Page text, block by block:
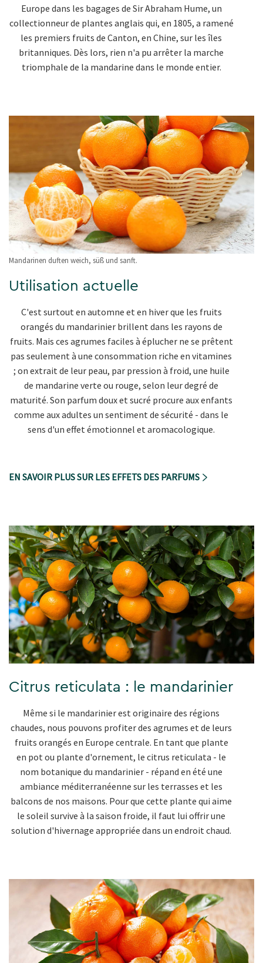
Europe dans les bagages de Sir Abraham Hume, un
collectionneur de plantes anglais qui, en 1805, a ramené
les premiers fruits de Canton, en Chine, sur les îles
britanniques. Dès lors, rien n'a pu arrêter la marche
triomphale de la mandarine dans le monde entier.
Mandarinen duften weich, süß und sanft.
Utilisation actuelle
C'est surtout en automne et en hiver que les fruits
orangés du mandarinier brillent dans les rayons de
fruits. Mais ces agrumes faciles à éplucher ne se prêtent
pas seulement à une consommation riche en vitamines
; on extrait de leur peau, par pression à froid, une huile
de mandarine verte ou rouge, selon leur degré de
maturité. Son parfum doux et sucré procure aux enfants
comme aux adultes un sentiment de sécurité - dans le
sens d'un effet émotionnel et aromacologique.
EN SAVOIR PLUS SUR LES EFFETS DES PARFUMS
Citrus reticulata : le mandarinier
Même si le mandarinier est originaire des régions
chaudes, nous pouvons profiter des agrumes et de leurs
fruits orangés en Europe centrale. En tant que plante
en pot ou plante d'ornement, le citrus reticulata - le
nom botanique du mandarinier - répand en été une
ambiance méditerranéenne sur les terrasses et les
balcons de nos maisons. Pour que cette plante qui aime
le soleil survive à la saison froide, il faut lui offrir une
solution d'hivernage appropriée dans un endroit chaud.